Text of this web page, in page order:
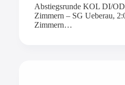
Abstiegsrunde KOL DI/
Zimmern – SG Ueberau,
Zimmern…